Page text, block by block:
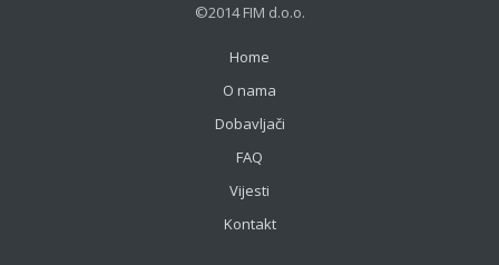
©2014 FIM d.o.o.
Home
O nama
Dobavljači
FAQ
Vijesti
Kontakt